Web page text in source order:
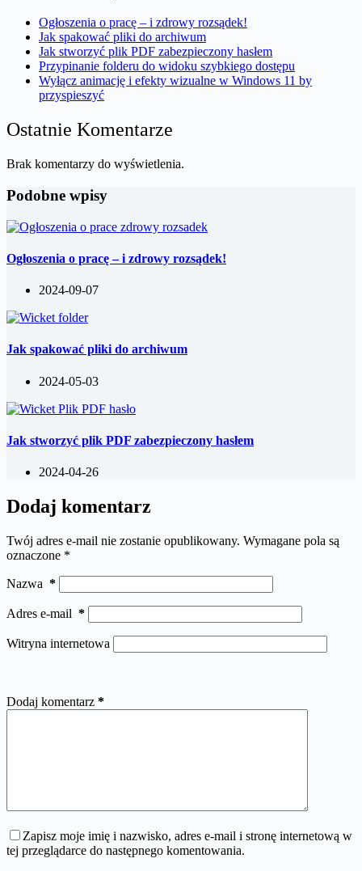
Ogłoszenia o pracę – i zdrowy rozsądek!
Jak spakować pliki do archiwum
Jak stworzyć plik PDF zabezpieczony hasłem
Przypinanie folderu do widoku szybkiego dostępu
Wyłącz animację i efekty wizualne w Windows 11 by
przyspieszyć
Ostatnie Komentarze
Brak komentarzy do wyświetlenia.
Podobne wpisy
Ogłoszenia o pracę – i zdrowy rozsądek!
2024-09-07
Jak spakować pliki do archiwum
2024-05-03
Jak stworzyć plik PDF zabezpieczony hasłem
2024-04-26
Dodaj komentarz
Twój adres e-mail nie zostanie opublikowany. Wymagane pola są
oznaczone *
Nazwa *
Adres e-mail *
Witryna internetowa
Dodaj komentarz *
Zapisz moje imię i nazwisko, adres e-mail i stronę internetową w
tej przeglądarce do następnego komentowania.